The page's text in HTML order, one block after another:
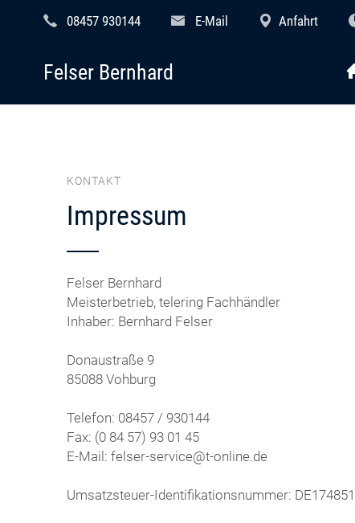
08457 930144 E-Mail Anfahrt
Felser Bernhard
KONTAKT
Impressum
Felser Bernhard
Meisterbetrieb, telering Fachhändler
Inhaber: Bernhard Felser
Donaustraße 9
85088 Vohburg
Telefon: 08457 / 930144
Fax: (0 84 57) 93 01 45
E-Mail: felser-service@t-online.de
Umsatzsteuer-Identifikationsnummer: